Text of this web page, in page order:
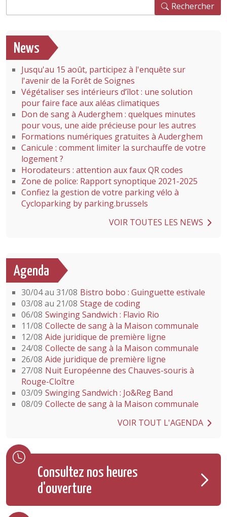
Rechercher
News
Jusqu'au 15 août, participez à l'enquête sur
l'avenir de la Forêt de Soignes
Végétaliser ses intérieurs d’îlot : une solution
pour faire face aux aléas climatiques
Don de sang à Auderghem : quelques minutes
pour vous, une aide précieuse pour les autres
Formations numériques gratuites à Auderghem
Canicule : comment limiter la surchauffe de votre
logement ?
Horodateurs : attention aux faux QR codes
Zone de police: Rapport synoptique 2021-2025
Confiez la gestion de votre parking vélo à
Cycloparking by parking.brussels
VOIR TOUTES LES NEWS
Agenda
30/04 au 31/08 Bistro bobo : Guinguette estivale
03/08 au 21/08 Stage de coding
06/08 Swinging Sandwich : Flavio Rio
11/08 Collecte de sang à la Maison communale
12/08 Aide juridique de première ligne
24/08 Collecte de sang à la Maison communale
26/08 Aide juridique de première ligne
27/08 Nuit Européenne des Chauves-souris à
Rouge-Cloître
03/09 Swinging Sandwich : Jo&Reg Band
08/09 Collecte de sang à la Maison communale
VOIR TOUT L'AGENDA
Consultez nos heures
d'ouverture